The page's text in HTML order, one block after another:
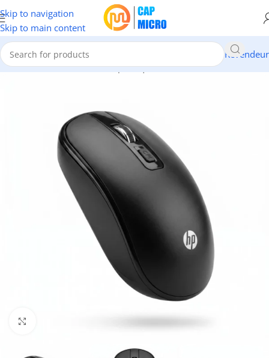
Skip to navigation
Skip to main content
Revendeur
Accueil/INFORMATIQUE/Périphériques/Claviers & Souris